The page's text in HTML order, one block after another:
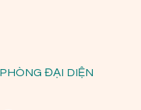
ĐẠI DIỆN